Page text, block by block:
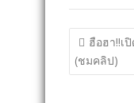
แนะแน
เรื่อง
ฮือฮา!!เ
(ชมคลิป)